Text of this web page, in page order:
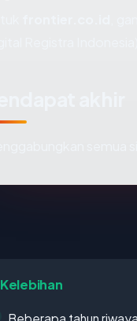
Kelebihan
Beberapa tahun